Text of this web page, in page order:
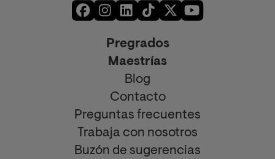
Pregrados
Maestrías
Blog
Contacto
Preguntas frecuentes
Trabaja con nosotros
Buzón de sugerencias